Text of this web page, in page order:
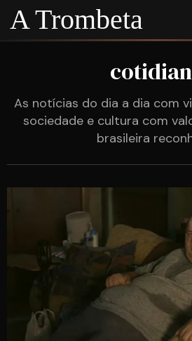
A Trombeta
As notícias do dia a dia com
sociedade e cultura com
brasileira